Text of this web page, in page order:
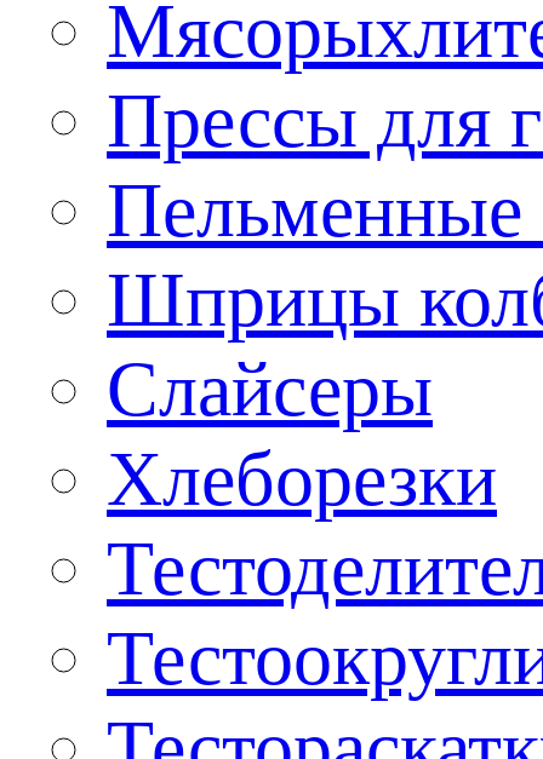
Прессы для
Пельменные
Шприцы
Слайсеры
Хлеборезки